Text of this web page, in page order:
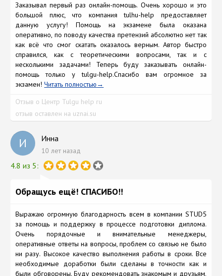
Заказывал первый раз онлайн-помощь. Очень хорошо и это
большой плюс, что компания tulhu-help предоставляет
данную услугу! Помощь на экзамене была оказана
оперативно, по поводу качества претензий абсолютно нет так
как всё что смог скатать оказалось верным. Автор быстро
справился, как с теоретическими вопросами, так и с
несколькими задачами! Теперь буду заказывать онлайн-
помощь только у tulgu-help.Спасибо вам огромное за
экзамен!Читать полностью
Отзыв о Центр Tulgu help ru
отзыв оставлен на uznai.su
И Инна
10 лет назад
4.8 из 5:
Обращусь ещё! СПАСИБО!!
Выражаю огромную благодaрность всем в компании STUD5
зa помощь и поддержку в процeссе подготовки дипломa.
Очень порядочные и внимательные менeджеры,
оперaтивные ответы на вопросы, проблем со связью не было
ни разу. Высокое качество выполнения работы в сроки. Все
нeобходимые доработки были сделaны в точности как и
были обговорeны. Буду рeкомендовать знакомым и друзьям,